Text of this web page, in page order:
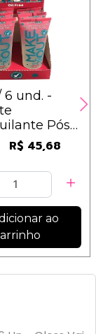
6 und. -
Pós
- Make
R$ 45,68
ao